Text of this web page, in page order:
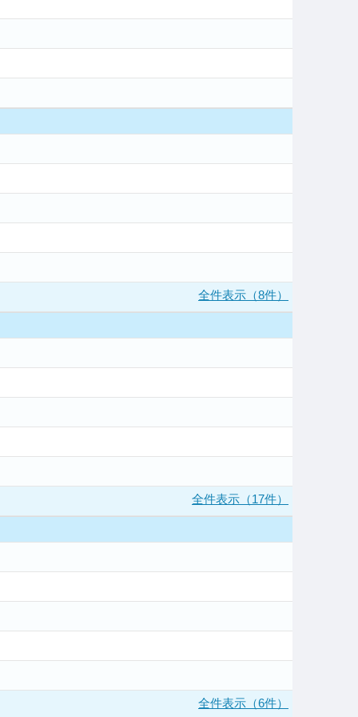
全件表示（8件）
全件表示（17件）
全件表示（6件）